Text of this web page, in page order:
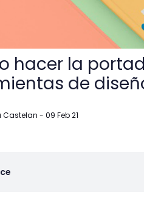
hacer la
de
Castelan - 09 Feb 21